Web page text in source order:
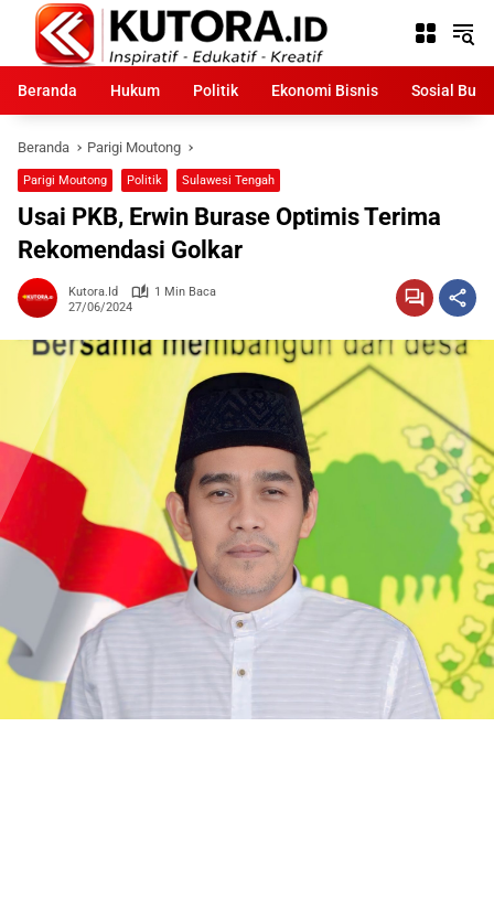
Langsung
konten
Beranda
Hukum Politik Ekonomi Bisnis Sosial
Beranda Parigi Moutong
Parigi Moutong Politik Sulawesi Tengah
Usai PKB, Erwin Burase Optimis Terima
Rekomendasi Golkar
Kutora.id
1 Min Baca
27/06/2024